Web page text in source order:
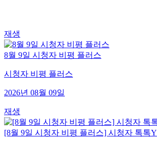
재생
8월 9일 시청자 비평 플러스
시청자 비평 플러스
2026년 08월 09일
재생
[8월 9일 시청자 비평 플러스] 시청자 톡톡Y